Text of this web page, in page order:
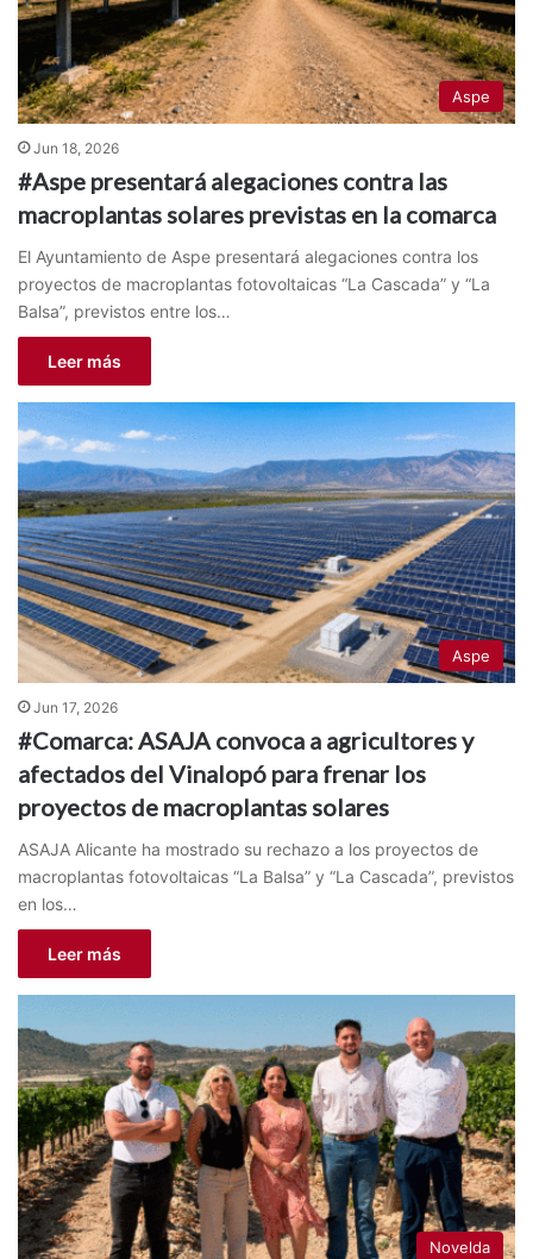
Aspe
Jun 18, 2026
#Aspe presentará alegaciones contra las
macroplantas solares previstas en la comarca
El Ayuntamiento de Aspe presentará alegaciones contra los
proyectos de macroplantas fotovoltaicas “La Cascada” y “La
Balsa”, previstos entre los…
Leer más
Aspe
Jun 17, 2026
#Comarca: ASAJA convoca a agricultores y
afectados del Vinalopó para frenar los
proyectos de macroplantas solares
ASAJA Alicante ha mostrado su rechazo a los proyectos de
macroplantas fotovoltaicas “La Balsa” y “La Cascada”, previstos
en los…
Leer más
Novelda